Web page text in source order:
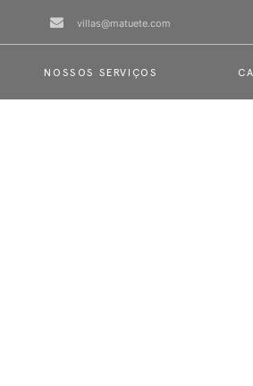
villas@matuete.com
NOSSOS SERVIÇOS